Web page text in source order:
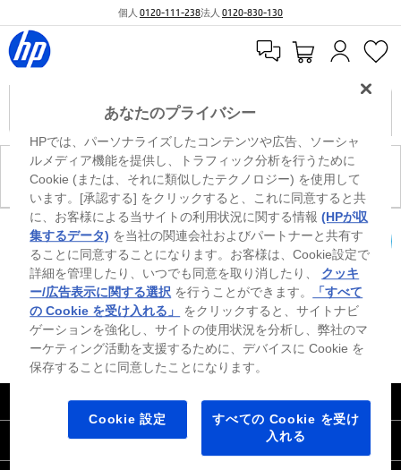
個人 0120-111-238法人 0120-830-130
現在、このカテゴリには商品がありません。
カートを確認
※ Windowsのすべてのエディションまたはバージョンで、すべての機能を使用でき
るわけではありません。Windowsの機能を最大限に活用するには、システムのハ
ードウェア、ドライバー、ソフトウェアのアップグレードおよび/または別途購
入、あるいはBIOSのアップデートが必要になる場合があります。Windowsは自動
的にアップデートされ、有効になります。高速インターネットとMicrosoftアカウ
ントが必要になります。ISPの料金が適用され、今後アップデートの際に要件が追
加される場合があります。http://www.windows.com 外部リンクアイコンをご覧く
ださい。
｜United States HP.com
会社情報
あなたのプライバシー
HPでは、パーソナライズしたコンテンツや広告、ソーシャ
ルメディア機能を提供し、トラフィック分析を行うために
Cookie (または、それに類似したテクノロジー) を使用して
います。[承認する] をクリックすると、これに同意すると共
に、お客様による当サイトの利用状況に関する情報(HPが収
集するデータ) を当社の関連会社およびパートナーと共有す
ることに同意することになります。お客様は、Cookie設定で
詳細を管理したり、いつでも同意を取り消したり、 クッキ
ー/広告表示に関する選択 を行うことができます。
「すべて
の Cookie を受け入れる」
をクリックすると、サイトナビ
ゲーションを強化し、サイトの使用状況を分析し、弊社のマ
ーケティング活動を支援するために、デバイスに Cookie を
保存することに同意したことになります。
Cookie 設定
すべての Cookie を受け
入れる